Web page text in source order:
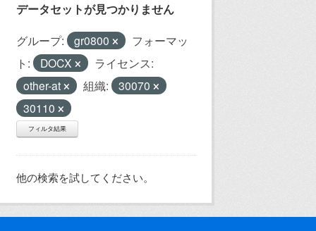
データセットが見つかりません
グループ: gr0800
フォーマッ
ト:
DOCX
ライセンス:
other-at
組織:
30070
30110
フィルタ結果
他の検索を試してください。